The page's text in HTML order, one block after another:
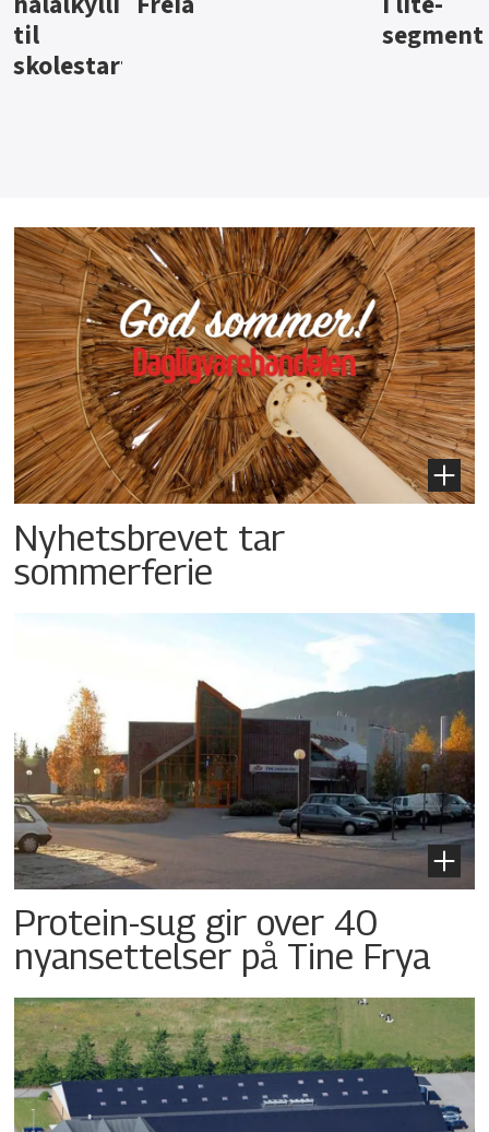
Nyhetsbrevet tar
sommerferie
Protein-sug gir over 40
nyansettelser på Tine Frya